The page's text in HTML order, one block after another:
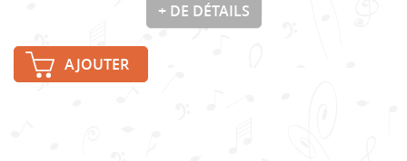
+ DE DÉTAILS
AJOUTER